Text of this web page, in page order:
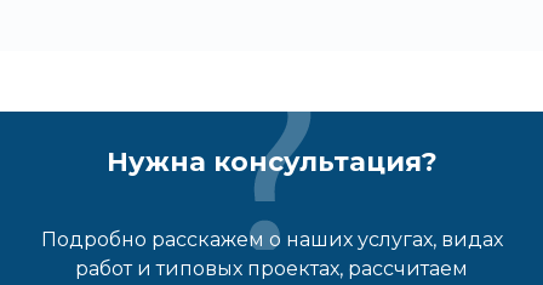
Нужна консультация?
Подробно расскажем о наших услугах, видах
работ и типовых проектах, рассчитаем